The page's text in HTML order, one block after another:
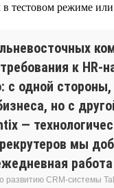
тестовом режиме
к
с одной
но с
—
мы
развитию CRM-системы